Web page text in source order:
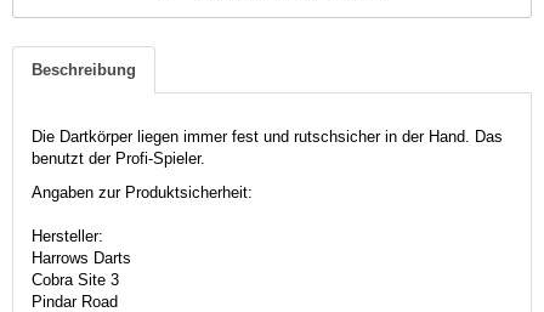
Beschreibung
Die Dartkörper liegen immer fest und rutschsicher in der Hand. Das
benutzt der Profi-Spieler.
Angaben zur Produktsicherheit:
Hersteller:
Harrows Darts
Cobra Site 3
Pindar Road